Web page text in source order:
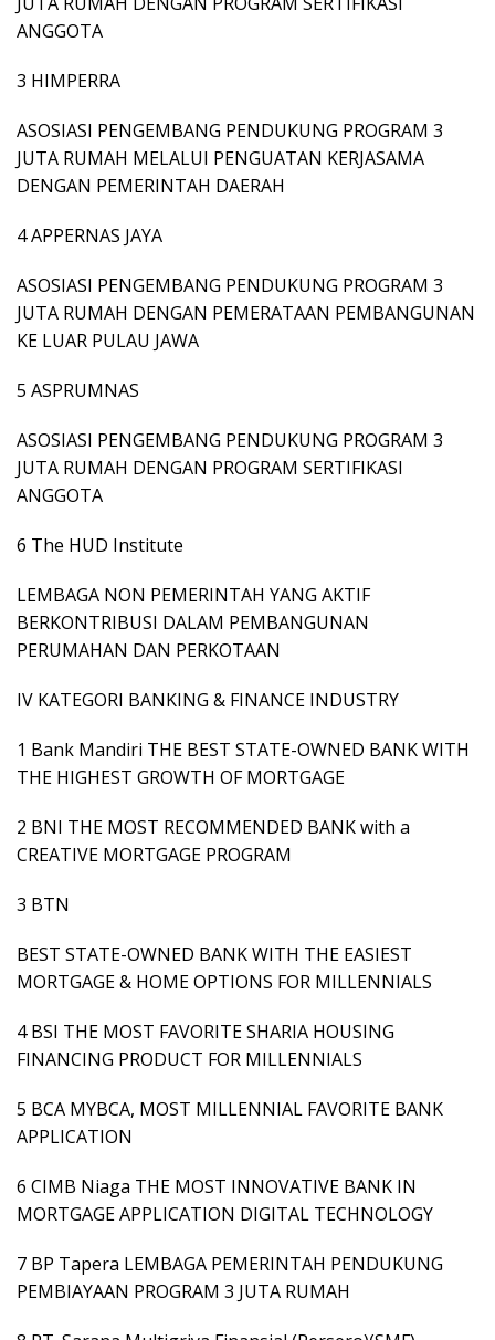
ANGGOTA
3 HIMPERRA
ASOSIASI PENGEMBANG PENDUKUNG PROGRAM 3
JUTA RUMAH MELALUI PENGUATAN KERJASAMA
DENGAN PEMERINTAH DAERAH
4 APPERNAS JAYA
ASOSIASI PENGEMBANG PENDUKUNG PROGRAM 3
JUTA RUMAH DENGAN PEMERATAAN PEMBANGUNAN
KE LUAR PULAU JAWA
5 ASPRUMNAS
ASOSIASI PENGEMBANG PENDUKUNG PROGRAM 3
JUTA RUMAH DENGAN PROGRAM SERTIFIKASI
ANGGOTA
6 The HUD Institute
LEMBAGA NON PEMERINTAH YANG AKTIF
BERKONTRIBUSI DALAM PEMBANGUNAN
PERUMAHAN DAN PERKOTAAN
IV KATEGORI BANKING & FINANCE INDUSTRY
1 Bank Mandiri THE BEST STATE-OWNED BANK WITH
THE HIGHEST GROWTH OF MORTGAGE
2 BNI THE MOST RECOMMENDED BANK with a
CREATIVE MORTGAGE PROGRAM
3 BTN
BEST STATE-OWNED BANK WITH THE EASIEST
MORTGAGE & HOME OPTIONS FOR MILLENNIALS
4 BSI THE MOST FAVORITE SHARIA HOUSING
FINANCING PRODUCT FOR MILLENNIALS
5 BCA MYBCA, MOST MILLENNIAL FAVORITE BANK
APPLICATION
6 CIMB Niaga THE MOST INNOVATIVE BANK IN
MORTGAGE APPLICATION DIGITAL TECHNOLOGY
7 BP Tapera LEMBAGA PEMERINTAH PENDUKUNG
PEMBIAYAAN PROGRAM 3 JUTA RUMAH